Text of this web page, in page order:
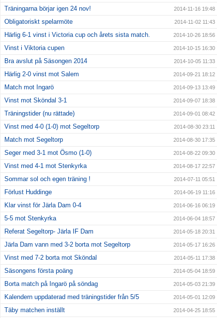
Träningarna börjar igen 24 nov! 2014-11-16 19:48
Obligatoriskt spelarmöte 2014-11-02 11:43
Härlig 6-1 vinst i Victoria cup och årets sista match. 2014-10-26 18:56
Vinst i Viktoria cupen 2014-10-15 16:30
Bra avslut på Säsongen 2014 2014-10-05 11:33
Härlig 2-0 vinst mot Salem 2014-09-21 18:12
Match mot Ingarö 2014-09-13 13:49
Vinst mot Sköndal 3-1 2014-09-07 18:38
Träningstider (nu rättade) 2014-09-01 08:42
Vinst med 4-0 (1-0) mot Segeltorp 2014-08-30 23:11
Match mot Segeltorp 2014-08-30 17:35
Seger med 3-1 mot Ösmo (1-0) 2014-08-22 09:30
Vinst med 4-1 mot Stenkyrka 2014-08-17 22:57
Sommar sol och egen träning ! 2014-07-11 05:51
Förlust Huddinge 2014-06-19 11:16
Klar vinst för Järla Dam 0-4 2014-06-16 06:19
5-5 mot Stenkyrka 2014-06-04 18:57
Referat Segeltorp- Järla IF Dam 2014-05-18 20:31
Järla Dam vann med 3-2 borta mot Segeltorp 2014-05-17 16:26
Vinst med 7-2 borta mot Sköndal 2014-05-11 17:38
Säsongens första poäng 2014-05-04 18:59
Borta match på Ingarö på söndag 2014-05-03 21:39
Kalendern uppdaterad med träningstider från 5/5 2014-05-01 12:09
Täby matchen inställt 2014-04-25 18:55